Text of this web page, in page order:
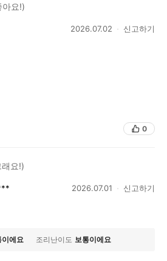
아요!)
2026.07.02 신고하기
0
요!)
2026.07.01 신고하기
이에요 조리난이도 보통이에요